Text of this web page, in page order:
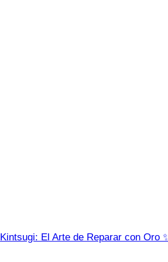
Kintsugi: El Arte de Reparar con Oro